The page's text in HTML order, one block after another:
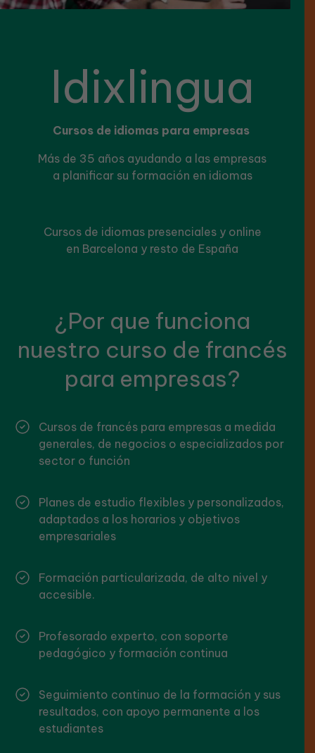
Idixlingua
Cursos de idiomas para empresas
Más de 35 años ayudando a las empresas
a planificar su formación en idiomas
Cursos de idiomas presenciales y online
en Barcelona y resto de España
¿Por que funciona
nuestro curso de francés
para empresas?
Cursos de francés para empresas a medida
generales, de negocios o especializados por
sector o función
Planes de estudio flexibles y personalizados,
adaptados a los horarios y objetivos
empresariales
Formación particularizada, de alto nivel y
accesible.
Profesorado experto, con soporte
pedagógico y formación continua
Seguimiento continuo de la formación y sus
resultados, con apoyo permanente a los
estudiantes